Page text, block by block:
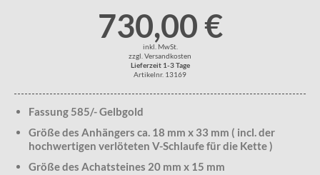
730,00 €
inkl. MwSt.
zzgl. Versandkosten
Lieferzeit 1-3 Tage
Artikelnr. 13169
Fassung 585/- Gelbgold
Größe des Anhängers ca. 18 mm x 33 mm ( incl. der
hochwertigen verlöteten V-Schlaufe für die Kette )
Größe des Achatsteines 20 mm x 15 mm